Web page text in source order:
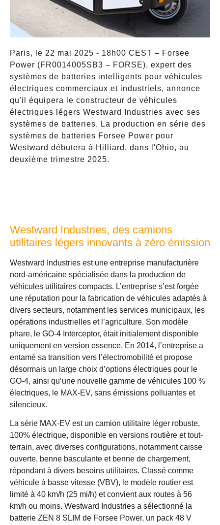
Paris, le 22 mai 2025 - 18h00 CEST – Forsee
Power (FR0014005SB3 – FORSE), expert des
systèmes de batteries intelligents pour véhicules
électriques commerciaux et industriels, annonce
qu'il équipera le constructeur de véhicules
électriques légers Westward Industries avec ses
systèmes de batteries. La production en série des
systèmes de batteries Forsee Power pour
Westward débutera à Hilliard, dans l'Ohio, au
deuxième trimestre 2025.
Westward Industries, des camions
utilitaires légers innovants à zéro émission
Westward Industries est une entreprise manufacturière
nord-américaine spécialisée dans la production de
véhicules utilitaires compacts. L’entreprise s’est forgée
une réputation pour la fabrication de véhicules adaptés à
divers secteurs, notamment les services municipaux, les
opérations industrielles et l’agriculture. Son modèle
phare, le GO-4 Interceptor, était initialement disponible
uniquement en version essence. En 2014, l’entreprise a
entamé sa transition vers l’électromobilité et propose
désormais un large choix d’options électriques pour le
GO-4, ainsi qu’une nouvelle gamme de véhicules 100 %
électriques, le MAX-EV, sans émissions polluantes et
silencieux.
La série MAX-EV est un camion utilitaire léger robuste,
100% électrique, disponible en versions routière et tout-
terrain, avec diverses configurations, notamment caisse
ouverte, benne basculante et benne de chargement,
répondant à divers besoins utilitaires. Classé comme
véhicule à basse vitesse (VBV), le modèle routier est
limité à 40 km/h (25 mi/h) et convient aux routes à 56
km/h ou moins. Westward Industries a sélectionné la
batterie ZEN 8 SLIM de Forsee Power, un pack 48 V